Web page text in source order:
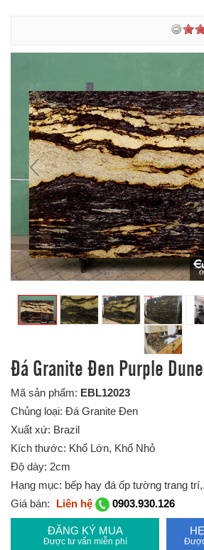
Đá Granite Đen Purple
Mã sản phẩm: EBL12023
Chủng loại: Đá Granite Đen
Xuất xứ: Brazil
Kích thước: Khổ Lớn, Khổ Nhỏ
Độ dày: 2cm
Hạng mục: bếp hay đá ốp tường trang
Giá bán:
Liên hệ 0903.930.126
ĐĂNG KÝ MUA
Được tư vấn miễn phí